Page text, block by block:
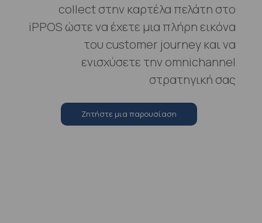
collect στην καρτέλα πελάτη στο
iPPOS ώστε να έχετε μια πλήρη εικόνα
του customer journey και να
ενισχύσετε την omnichannel
στρατηγική σας
Zητήστε μια παρουσίαση